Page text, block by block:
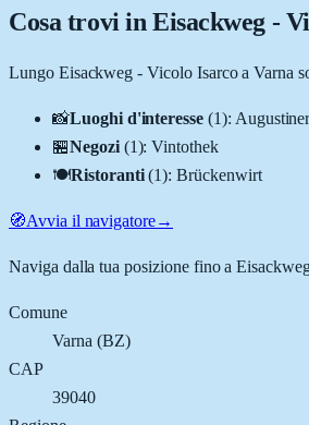
Cosa trovi in Eisackweg -
Lungo Eisackweg - Vicolo IsarcoaVarna
📸Luoghi d'interesse (1):
🏪Negozi (1):Vintothek
🍽️Ristoranti (1):Brückenwirt
🧭Avvia il navigatore→
Naviga dalla tua posizione fino a
Comune
Varna (BZ)
CAP
39040